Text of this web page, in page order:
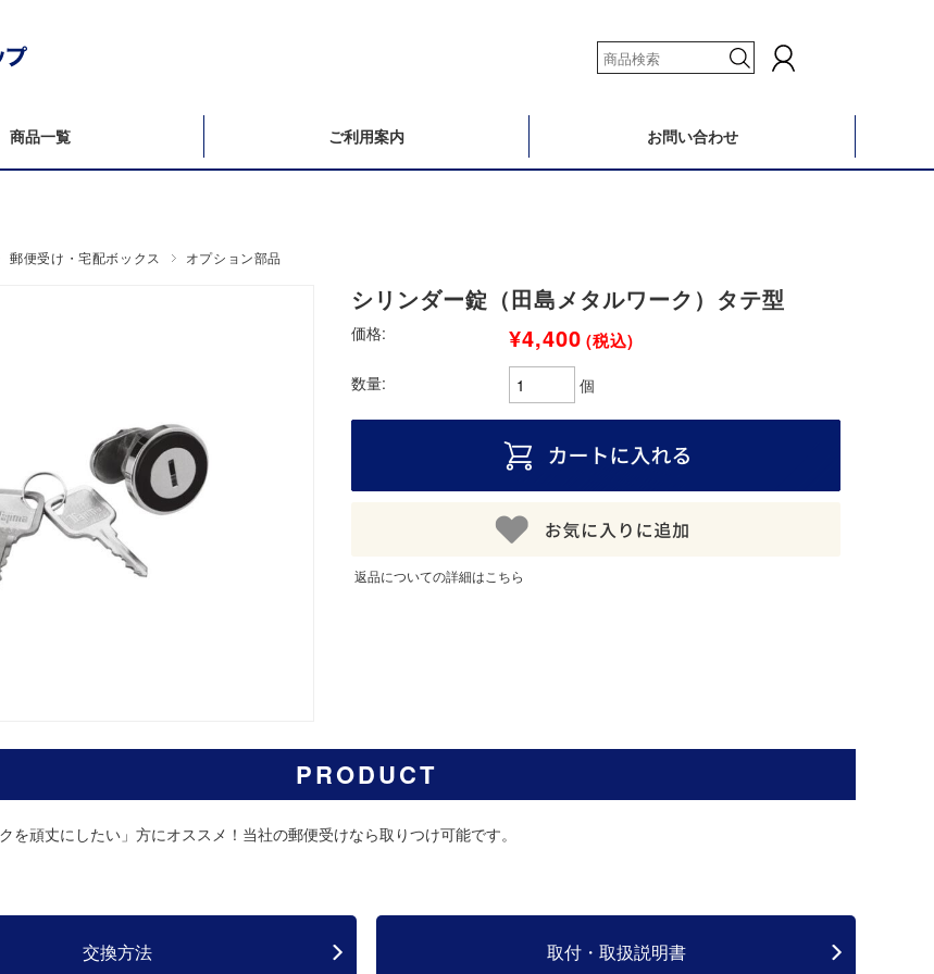
商品一覧 ご利用案内 お問い合わせ
郵便受け・宅配ボックス オプション部品
シリンダー錠（田島メタルワーク）タテ型
価格: ¥4,400 (税込)
数量: 個
返品についての詳細はこちら
PRODUCT
を頑丈にしたい」方にオススメ！当社の郵便受けなら取りつけ可能です。
交換方法 取付・取扱説明書